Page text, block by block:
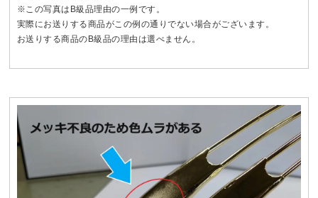
※この写真はB級品理由の一例です。
実際にお送りする商品がこの例の通りでない場合がございます。
お送りする商品のB級品の理由は選べません。